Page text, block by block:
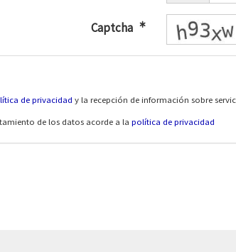
Captcha
de privacidad y la recepción de información sobre
de los datos acorde a la política de privacidad